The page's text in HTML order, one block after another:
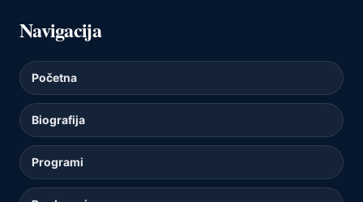
Navigacija
Početna
Biografija
Programi